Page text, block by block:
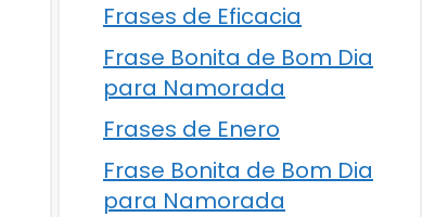
Frases de Eficacia
Frase Bonita de Bom Dia
para Namorada
Frases de Enero
Frase Bonita de Bom Dia
para Namorada